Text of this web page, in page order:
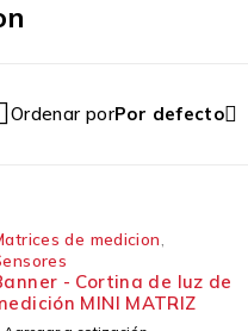
Ordenar porPor defecto
de medicion
- Cortina de luz de
MINI MATRIZ